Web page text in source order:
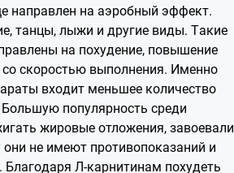
направлен на аэробный эффект.
танцы, лыжи и другие виды. Такие
на похудение, повышение
скоростью выполнения. Именно
входит меньшее количество
популярность среди
жировые отложения, завоевали
они не имеют противопоказаний и
Л-карнитинам похудеть